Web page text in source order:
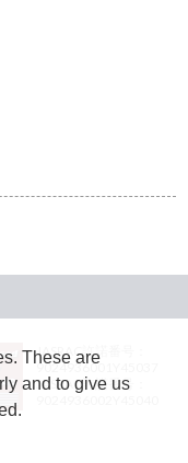
JASRAC許諾番号：
9024936001Y45037
JASRAC許諾番号：
These are
and to give us